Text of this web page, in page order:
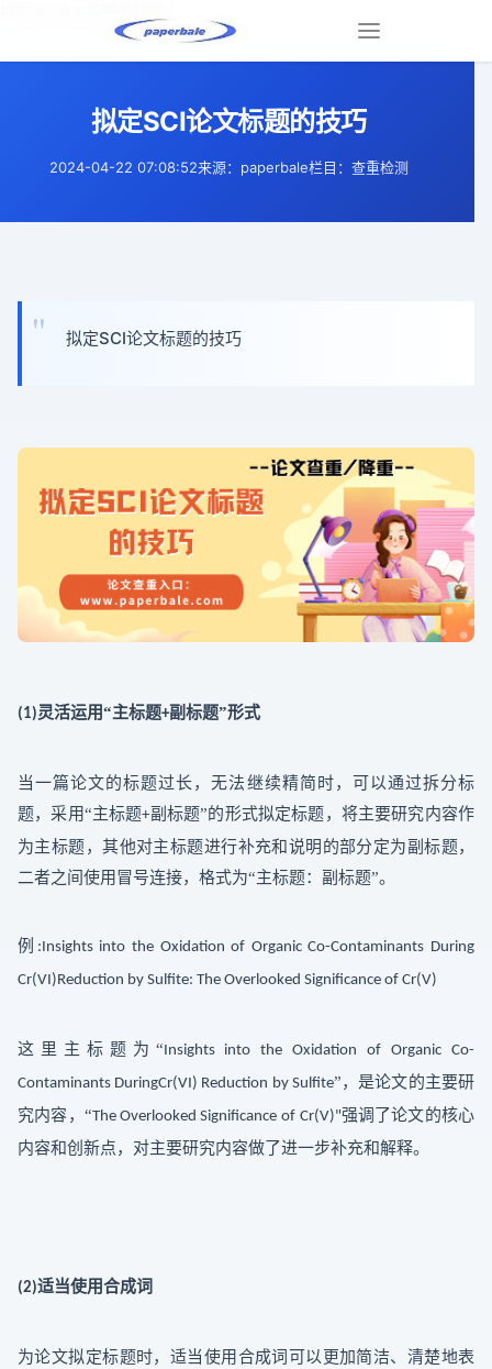
拟定SCI论文标题的技巧
2024-04-22 07:08:52来源：paperbale栏目：查重检测
拟定SCI论文标题的技巧
(1)灵活运用“主标题+副标题”形式
当一篇论文的标题过长，无法继续精简时，可以通过拆分标
题，采用“主标题+副标题”的形式拟定标题，将主要研究内容作
为主标题，其他对主标题进行补充和说明的部分定为副标题，
二者之间使用冒号连接，格式为“主标题： 副标题”。
例 :Insights into the Oxidation of Organic Co-Contaminants During
Cr(VI)Reduction by Sulfite: The Overlooked Significance of Cr(V)
这里主标题为 “Insights into the Oxidation of Organic Co-
Contaminants DuringCr(VI) Reduction by Sulfite”，是论文的主要研
究内容 ， “The Overlooked Significance of Cr(V)"强调了论文的核心
内容和创新点，对主要研究内容做了进一步补充和解释。
(2)适当使用合成词
为论文拟定标题时，适当使用合成词可以更加简洁、清楚地表